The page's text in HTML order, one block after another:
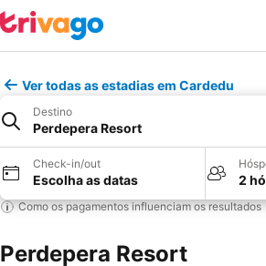
Ver todas as estadias em Cardedu
Destino
Perdepera Resort
Check-in/out
Escolha as datas 2
Como os pagamentos influenciam os resultados
Perdepera Resort